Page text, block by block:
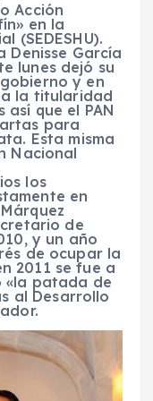
Acción
en la
(SEDESHU).
Denisse García
lunes dejó su
y en
la titularidad
así que el PAN
para
Esta misma
Nacional
los
en
de
y un año
de ocupar la
2011 se fue a
«la patada de
al Desarrollo